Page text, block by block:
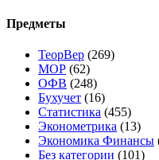
Предметы
ТеорВер (269)
МОР (62)
ОФВ (248)
Бухучет (16)
Статистика (455)
Эконометрика (13)
Экономика Финансы
Без категории (101)